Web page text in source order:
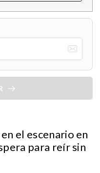
el escenario en
para reír sin